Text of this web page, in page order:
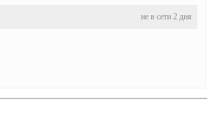
не в сети 2 дня